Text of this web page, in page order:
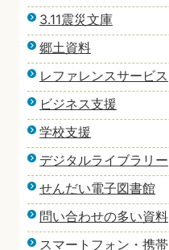
3.11震災文庫
郷土資料
レファレンスサービス
ビジネス支援
学校支援
デジタルライブラリー
せんだい電子図書館
問い合わせの多い資料
スマートフォン・携帯